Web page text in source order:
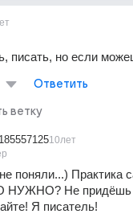
писать, но если
Ответить
ветку
10лет
поняли...) Практика
НУЖНО? Не придёшь
Я писатель!